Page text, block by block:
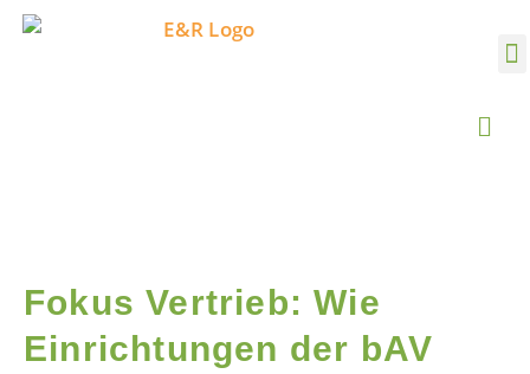
Fokus Vertrieb: Wie
Einrichtungen der bAV